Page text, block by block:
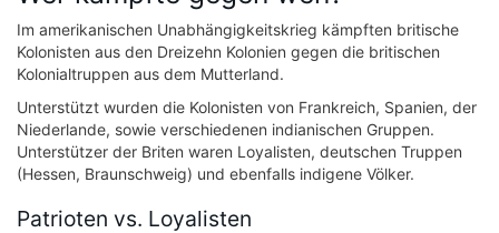
Im amerikanischen Unabhängigkeitskrieg kämpften britische
Kolonisten aus den Dreizehn Kolonien gegen die britischen
Kolonialtruppen aus dem Mutterland.
Unterstützt wurden die Kolonisten von Frankreich, Spanien, der
Niederlande, sowie verschiedenen indianischen Gruppen.
Unterstützer der Briten waren Loyalisten, deutschen Truppen
(Hessen, Braunschweig) und ebenfalls indigene Völker.
Patrioten vs. Loyalisten